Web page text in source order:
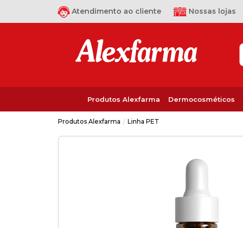
Atendimento ao cliente Nossas lojas
Produtos Alexfarma Dermocosméticos
Produtos Alexfarma Linha PET